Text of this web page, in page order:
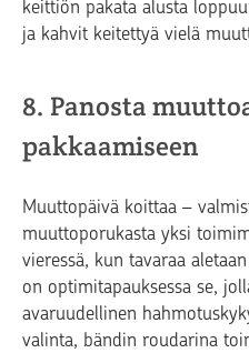
keittiön pakata alusta
ja kahvit keitettyä vielä
8. Panosta
pakkaamiseen
Muuttopäivä koittaa –
muuttoporukasta yksi
vieressä, kun tavaraa
on optimitapauksessa se,
avaruudellinen
valinta, bändin roudarina